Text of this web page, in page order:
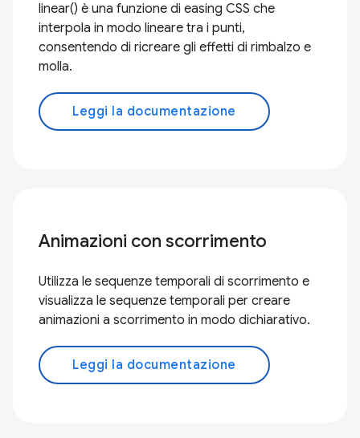
linear() è una funzione di easing CSS che
interpola in modo lineare tra i punti,
consentendo di ricreare gli effetti di rimbalzo e
molla.
Leggi la documentazione
Animazioni con scorrimento
Utilizza le sequenze temporali di scorrimento e
visualizza le sequenze temporali per creare
animazioni a scorrimento in modo dichiarativo.
Leggi la documentazione